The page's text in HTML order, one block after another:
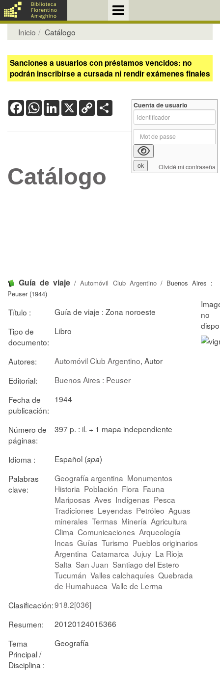
Inicio Catálogo
Sanciones a usuarios con préstamos vencidos: no
podrán inscribirse a cursada ni rendir exámenes finales
FacebookWhatsApp
LinkedIn
X Copy
Link
Catálogo
Guía de viaje /Automóvil Club Argentino/ Buenos Aires :
Peuser (1944)
Título :
Guía de viaje : Zona noroeste
Tipo de
documento:
Libro
Autores: Automóvil Club Argentino, Autor
Editorial:
Buenos Aires : Peuser
Fecha de
publicación:
1944
Número de
páginas:
397 p. : il. + 1 mapa independiente
Idioma : Español (spa)
Palabras
clave:
Geografía argentina Monumentos
Historia Población Flora Fauna
Mariposas Aves Indígenas Pesca
Tradiciones Leyendas Petróleo Aguas
minerales Termas Minería Agricultura
Clima Comunicaciones Arqueología
Incas Guías Turismo Pueblos originarios
Argentina Catamarca Jujuy La Rioja
Salta San Juan Santiago del Estero
Tucumán Valles calchaquíes Quebrada
de Humahuaca Valle de Lerma
Clasificación:918.2[036]
Resumen:
20120124015366
Tema
Principal /
Disciplina :
Geografía
Cuenta de usuario
Olvidé mi contraseña